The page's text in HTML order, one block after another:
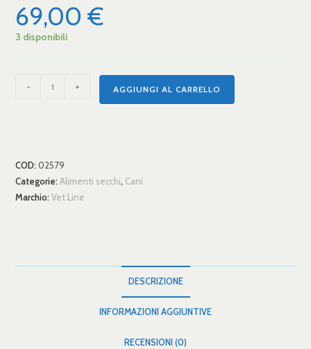
69,00€
3 disponibili
- + AGGIUNGI AL CARRELLO
COD:02579
Categorie:Alimenti secchi, Cani
Marchio:Vet Line
DESCRIZIONE
INFORMAZIONI AGGIUNTIVE
RECENSIONI (0)